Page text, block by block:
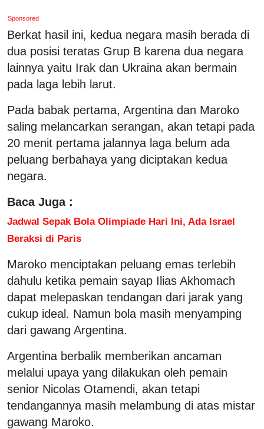
Sponsored
Berkat hasil ini, kedua negara masih berada di
dua posisi teratas Grup B karena dua negara
lainnya yaitu Irak dan Ukraina akan bermain
pada laga lebih larut.
Pada babak pertama, Argentina dan Maroko
saling melancarkan serangan, akan tetapi pada
20 menit pertama jalannya laga belum ada
peluang berbahaya yang diciptakan kedua
negara.
Baca Juga :
Jadwal Sepak Bola Olimpiade Hari Ini, Ada Israel
Beraksi di Paris
Maroko menciptakan peluang emas terlebih
dahulu ketika pemain sayap Ilias Akhomach
dapat melepaskan tendangan dari jarak yang
cukup ideal. Namun bola masih menyamping
dari gawang Argentina.
Argentina berbalik memberikan ancaman
melalui upaya yang dilakukan oleh pemain
senior Nicolas Otamendi, akan tetapi
tendangannya masih melambung di atas mistar
gawang Maroko.